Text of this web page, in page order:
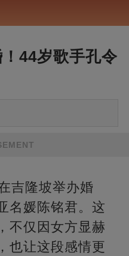
44岁歌手孔令
吉隆坡举办婚
名媛陈铭君。这
不仅因女方显赫
也让这段感情更